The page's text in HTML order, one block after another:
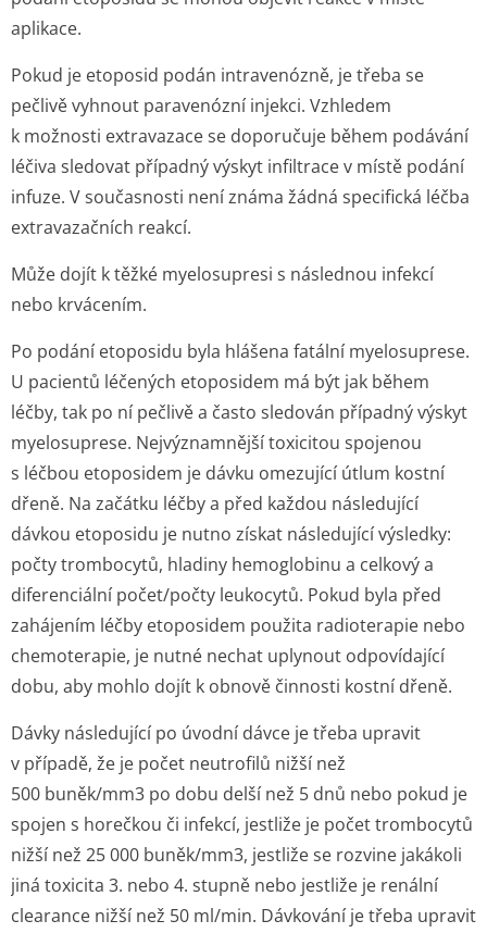
aplikace.
Pokud je etoposid podán intravenózně, je třeba se
pečlivě vyhnout paravenózní injekci. Vzhledem
k možnosti extravazace se doporučuje během podávání
léčiva sledovat případný výskyt infiltrace v místě podání
infuze. V současnosti není známa žádná specifická léčba
extravazačních reakcí.
Může dojít k těžké myelosupresi s následnou infekcí
nebo krvácením.
Po podání etoposidu byla hlášena fatální myelosuprese.
U pacientů léčených etoposidem má být jak během
léčby, tak po ní pečlivě a často sledován případný výskyt
myelosuprese. Nejvýznamnější toxicitou spojenou
s léčbou etoposidem je dávku omezující útlum kostní
dřeně. Na začátku léčby a před každou následující
dávkou etoposidu je nutno získat následující výsledky:
počty trombocytů, hladiny hemoglobinu a celkový a
diferenciální počet/počty leukocytů. Pokud byla před
zahájením léčby etoposidem použita radioterapie nebo
chemoterapie, je nutné nechat uplynout odpovídající
dobu, aby mohlo dojít k obnově činnosti kostní dřeně.
Dávky následující po úvodní dávce je třeba upravit
v případě, že je počet neutrofilů nižší než
500 buněk/mm3 po dobu delší než 5 dnů nebo pokud je
spojen s horečkou či infekcí, jestliže je počet trombocytů
nižší než 25 000 buněk/mm3, jestliže se rozvine jakákoli
jiná toxicita 3. nebo 4. stupně nebo jestliže je renální
clearance nižší než 50 ml/min. Dávkování je třeba upravit